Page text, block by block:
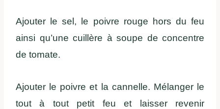
Ajouter le sel, le poivre rouge hors du feu
ainsi qu’une cuillère à soupe de concentre
de tomate.
Ajouter le poivre et la cannelle. Mélanger le
tout à tout petit feu et laisser revenir